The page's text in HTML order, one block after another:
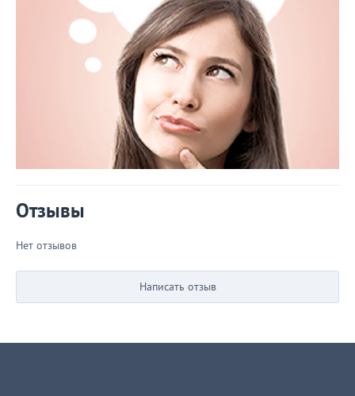
Отзывы
Нет отзывов
Написать отзыв